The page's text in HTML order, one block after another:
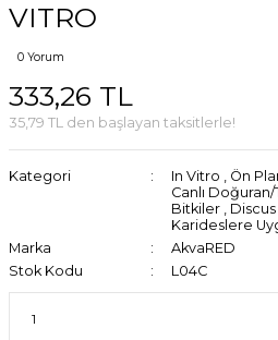
VITRO
0 Yorum
333,26 TL
35,79 TL den başlayan taksitlerle!
Kategori In Vitro , Ön
Canlı Doğuran/
Bitkiler ,
Karideslere
Marka
AkvaRED
Stok Kodu
L04C